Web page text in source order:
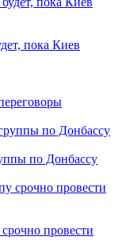
пока Киев
по Донбассу
провести